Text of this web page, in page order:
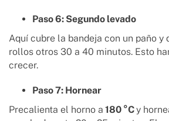
Paso 6: Segundo levado
Aquí cubre la bandeja con un paño y
rollos otros 30 a 40 minutos. Esto
crecer.
Paso 7: Hornear
Precalienta el horno a 180 °Cy